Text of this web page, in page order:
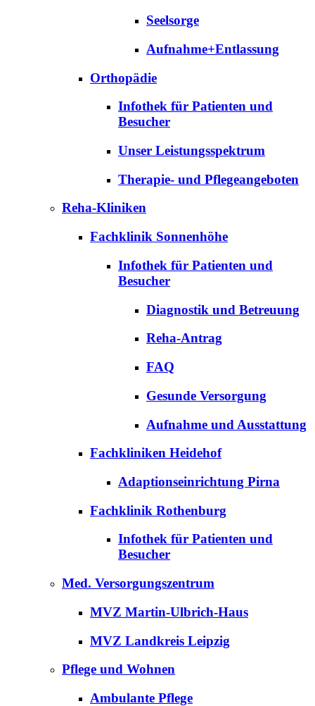
Seelsorge
Aufnahme+Entlassung
Orthopädie
Infothek für Patienten und
Besucher
Unser Leistungsspektrum
Therapie- und Pflegeangeboten
Reha-Kliniken
Fachklinik Sonnenhöhe
Infothek für Patienten und
Besucher
Diagnostik und Betreuung
Reha-Antrag
FAQ
Gesunde Versorgung
Aufnahme und Ausstattung
Fachkliniken Heidehof
Adaptionseinrichtung Pirna
Fachklinik Rothenburg
Infothek für Patienten und
Besucher
Med. Versorgungszentrum
MVZ Martin-Ulbrich-Haus
MVZ Landkreis Leipzig
Pflege und Wohnen
Ambulante Pflege